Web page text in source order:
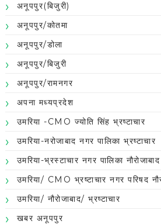
अनूपपुर(बिजुरी)
अनूपपुर/कोतमा
अनूपपुर/डोला
अनूपपुर/बिजुरी
अनूपपुर/रामनगर
अपना मध्यप्रदेश
उमरिया -CMO ज्योति सिंह भ्रष्टाचार
उमरिया-नरोजाबाद नगर पालिका भ्रष्टाचार
उमरिया-भ्रस्टाचार नगर पालिका नौरोजाबाद
उमरिया/ CMO भ्रष्टाचार नगर परिषद
उमरिया/ नौरोजाबाद/ भ्रष्टाचार
खबर अनूपपुर